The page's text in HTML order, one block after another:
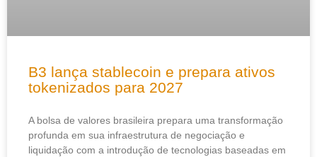
B3 lança stablecoin e prepara ativos
tokenizados para 2027
A bolsa de valores brasileira prepara uma transformação
profunda em sua infraestrutura de negociação e
liquidação com a introdução de tecnologias baseadas em